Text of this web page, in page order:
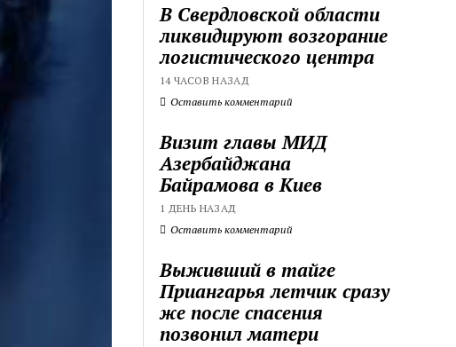
В Свердловской области
ликвидируют возгорание
логистического центра
14 ЧАСОВ НАЗАД
Оставить комментарий
Визит главы МИД
Азербайджана
Байрамова в Киев
1 ДЕНЬ НАЗАД
Оставить комментарий
Выживший в тайге
Приангарья летчик сразу
же после спасения
позвонил матери